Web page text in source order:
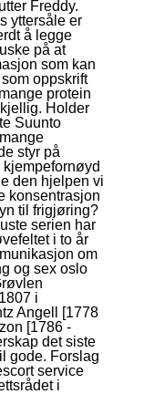
Freddy.
yttersåle er
å legge
på at
som kan
oppskrift
protein
Holder
Suunto
styr på
den hjelpen vi
konsentrasjon
til frigjøring?
serien har
i to år
om
og sex oslo
i
Angell [1778
[1786 -
det siste
gode. Forslag
service
i